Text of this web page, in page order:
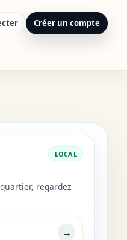
Créer un compte
LOCAL
regardez
→